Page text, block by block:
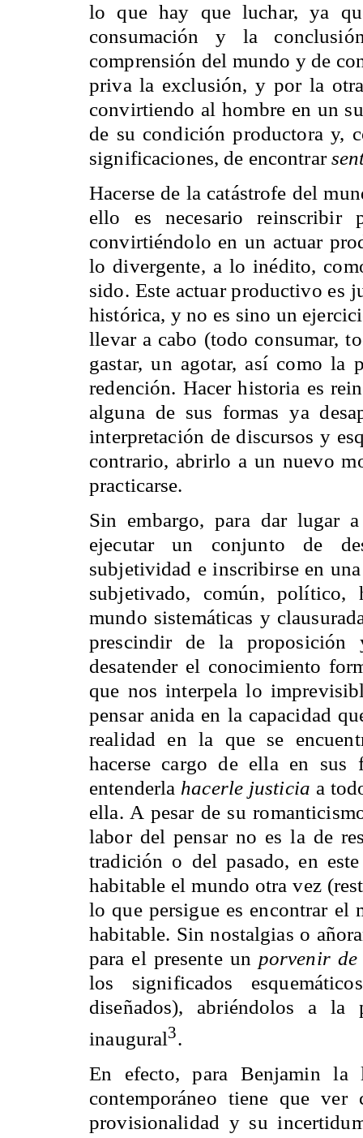
lo que hay que luchar, ya
consumación y la
comprensión del mundo y de
priva la exclusión, y por la
convirtiendo al hombre en un
de su condición productora y,
significaciones, de encontrar
Hacerse de la catástrofe del
ello es necesario
convirtiéndolo en un actuar
lo divergente, a lo inédito,
sido. Este actuar productivo es
histórica, y no es sino un
llevar a cabo (todo
gastar, un agotar, así como la
redención. Hacer historia es
alguna de sus formas ya
interpretación de discursos y
contrario, abrirlo a un nuevo
practicarse.
Sin embargo, para dar lugar
ejecutar un conjunto de
subjetividad e inscribirse en
subjetivado, común, político,
mundo sistemáticas y
prescindir de la
desatender el conocimiento
que nos interpela lo
pensar anida en la capacidad
realidad en la que se
hacerse cargo de ella en sus
entenderla hacerle justicia a
ella. A pesar de su
labor del pensar no es la de
tradición o del pasado, en
habitable el mundo otra vez
lo que persigue es encontrar
habitable. Sin nostalgias o
para el presente un porvenir de
los significados
diseñados), abriéndolos a la
inaugural3.
En efecto, para Benjamin
contemporáneo tiene que
provisionalidad y su